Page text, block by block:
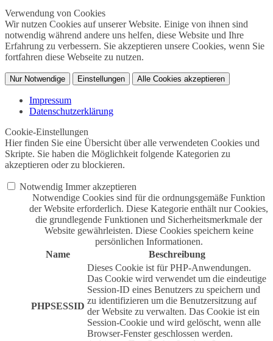
Verwendung von Cookies
Wir nutzen Cookies auf unserer Website. Einige von ihnen sind
notwendig während andere uns helfen, diese Website und Ihre
Erfahrung zu verbessern. Sie akzeptieren unsere Cookies, wenn Sie
fortfahren diese Webseite zu nutzen.
Nur Notwendige Einstellungen Alle Cookies akzeptieren
Impressum
Datenschutzerklärung
Cookie-Einstellungen
Hier finden Sie eine Übersicht über alle verwendeten Cookies und
Skripte. Sie haben die Möglichkeit folgende Kategorien zu
akzeptieren oder zu blockieren.
Notwendig Immer akzeptieren
Notwendige Cookies sind für die ordnungsgemäße Funktion
der Website erforderlich. Diese Kategorie enthält nur Cookies,
die grundlegende Funktionen und Sicherheitsmerkmale der
Website gewährleisten. Diese Cookies speichern keine
persönlichen Informationen.
Name
Beschreibung
PHPSESSID
Dieses Cookie ist für PHP-Anwendungen.
Das Cookie wird verwendet um die eindeutige
Session-ID eines Benutzers zu speichern und
zu identifizieren um die Benutzersitzung auf
der Website zu verwalten. Das Cookie ist ein
Session-Cookie und wird gelöscht, wenn alle
Browser-Fenster geschlossen werden.